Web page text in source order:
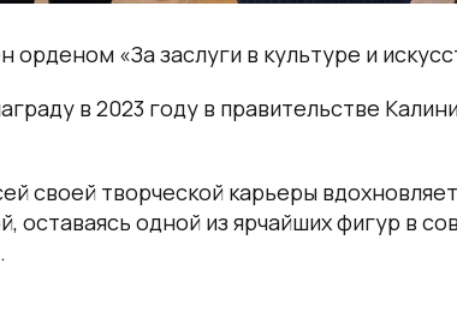
«За заслуги в культуре и
в 2023 году в правительстве
своей творческой карьеры
оставаясь одной из ярчайших фигур в